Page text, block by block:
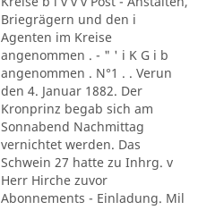
Briegrägern und den i
Agenten im Kreise
angenommen . - " ' i K G i b
angenommen . N°1 . . Verun
den 4. Januar 1882. Der
Kronprinz begab sich am
Sonnabend Nachmittag
vernichtet werden. Das
Schwein 27 hatte zu Inhrg. v
Herr Hirche zuvor
Abonnements - Einladung. Mil